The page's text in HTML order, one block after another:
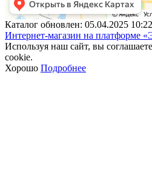
Каталог обновлен: 05.04.2025 10:22
Интернет-магазин на платформе
Используя наш сайт, вы
cookie.
Хорошо Подробнее